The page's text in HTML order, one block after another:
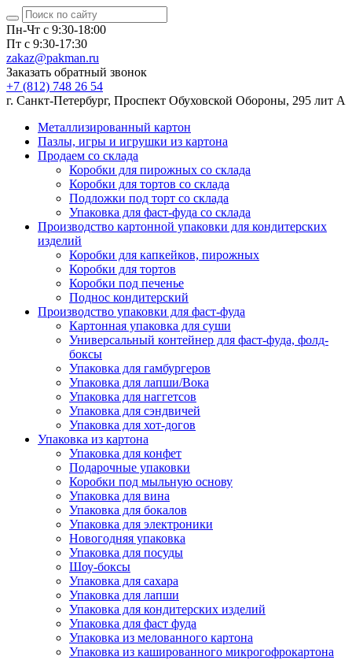
Пн-Чт с 9:30-18:00
Пт с 9:30-17:30
zakaz@pakman.ru
Заказать обратный звонок
+7 (812) 748 26 54
г. Санкт-Петербург, Проспект Обуховской Обороны, 295 лит А
Металлизированный картон
Пазлы, игры и игрушки из картона
Продаем со склада
Коробки для пирожных со склада
Коробки для тортов со склада
Подложки под торт со склада
Упаковка для фаст-фуда со склада
Производство картонной упаковки для кондитерских
изделий
Коробки для капкейков, пирожных
Коробки для тортов
Коробки под печенье
Поднос кондитерский
Производство упаковки для фаст-фуда
Картонная упаковка для суши
Универсальный контейнер для фаст-фуда, фолд-
боксы
Упаковка для гамбургеров
Упаковка для лапши/Вока
Упаковка для наггетсов
Упаковка для сэндвичей
Упаковка для хот-догов
Упаковка из картона
Упаковка для конфет
Подарочные упаковки
Коробки под мыльную основу
Упаковка для вина
Упаковка для бокалов
Упаковка для электроники
Новогодняя упаковка
Упаковка для посуды
Шоу-боксы
Упаковка для сахара
Упаковка для лапши
Упаковка для кондитерских изделий
Упаковка для фаст фуда
Упаковка из мелованного картона
Упаковка из кашированного микрогофрокартона